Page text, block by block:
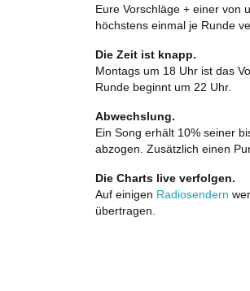
Eure Vorschläge + einer von
höchstens einmal je Runde
Die Zeit ist knapp.
Montags um 18 Uhr ist das
Runde beginnt um 22 Uhr.
Abwechslung.
Ein Song erhält 10% seiner
abzogen. Zusätzlich einen
Die Charts live verfolgen.
Auf einigen Radiosendern
übertragen.